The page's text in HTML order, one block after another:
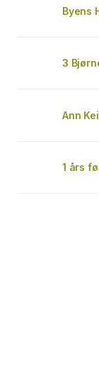
Byens
3
Ann
1 års